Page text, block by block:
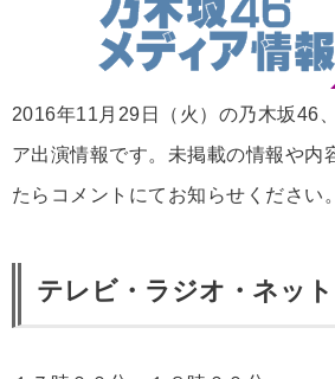
2016年11月29日（火）の乃木坂46
ア出演情報です。未掲載の情報や内
たらコメントにてお知らせください。
テレビ・ラジオ・ネット